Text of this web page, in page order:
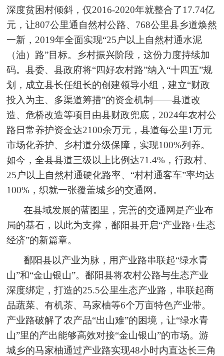
深度贫困村倾斜，仅2016-2020年就整合了17.74亿
元，让807公里通自然村公路、768公里县乡道焕然
一新，2019年全面实现“25户以上自然村通水泥
（油）路”目标。乡村振兴阶段，这份力度持续加
码。县委、县政府将“四好农村路”纳入“十四五”规
划，成立县长任组长的创建领导小组，建立“财政
投入为主、多渠道筹措”的资金机制——县道改
造、危桥改造等项目由县财政兜底，2024年农村公
路日常养护资金达2100余万元，县道每公里1万元
市场化养护、乡村道分级保障，实现100%列养。
如今，全县县道三级以上比例达71.4%，行政村、
25户以上自然村通硬化路率、“村村通客车”率均达
100%，织就一张覆盖城乡的交通网。
在县域发展的蓝图里，完善的交通网是产业布
局的基石，以此为支撑，鄱阳县开启“产业路+生态
经济”的新篇章。
鄱阳县以产业为脉，用产业路串联起“绿水青
山”和“金山银山”。鄱阳县将农村公路与生态产业
深度绑定，打造的25.5公里生态产业路，串联起商
品蔬菜、有机茶、马家柚等6个万亩特色产业带。
产业路破解了农产品“出山难”的困境，让“绿水青
山”里的产出能够高效对接“金山银山”的市场。游
城乡的马家柚通过产业路实现48小时内直达长三角